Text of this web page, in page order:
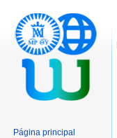
Página principal